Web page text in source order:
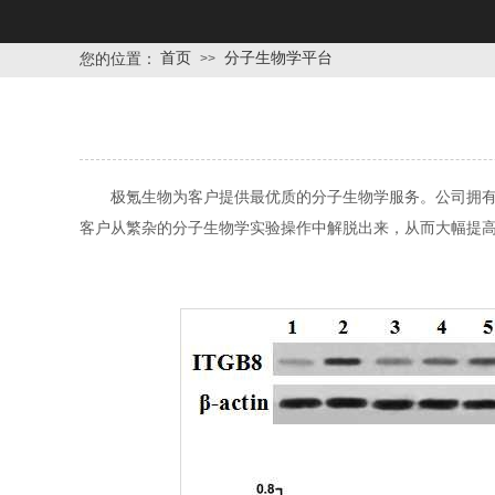
首页 >> 分子生物学平台
您的位置：
极氪生物为客户提供最优质的分子生物学服务。公司拥
客户从繁杂的分子生物学实验操作中解脱出来，从而大幅提